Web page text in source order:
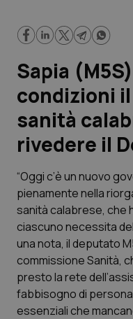
Governo e
Regioni e Asl
Lavoro e
Studi e Analisi
Lettere al direttore
Edizioni Regionali
QS Pro
Sapia
condizioni
sanità
rivedere il
“Oggi c’è un nuovo
pienamente nella
sanità calabrese, che
ciascuno necessita
una nota, il deputato
commissione Sanità,
presto la rete
fabbisogno di
essenziali che